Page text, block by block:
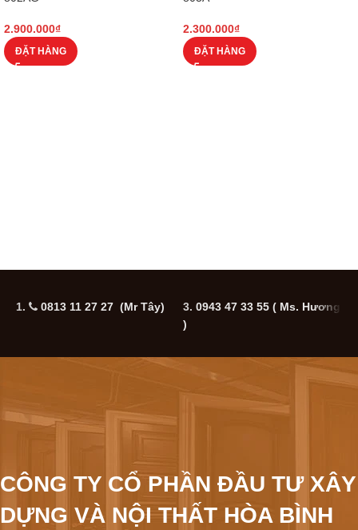
2.900.000₫
ĐẶT HÀNG
2.300.000₫
ĐẶT HÀNG
1. 0813 11 27 27 (Mr Tây) 3. 0943 47 33 55 ( Ms. Hương
)
CÔNG TY CỔ PHẦN ĐẦU TƯ XÂY
DỰNG VÀ NỘI THẤT HÒA BÌNH